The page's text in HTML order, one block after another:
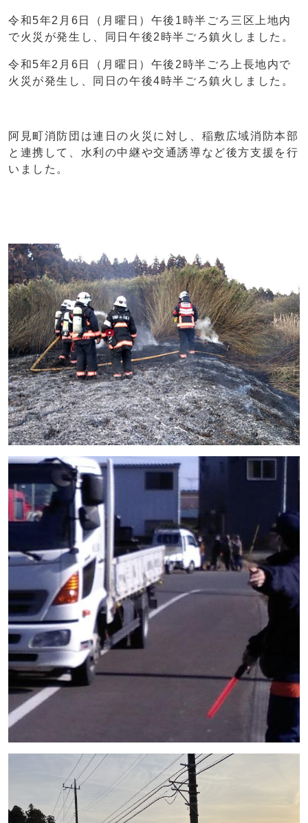
令和5年2月6日（月曜日）午後1時半ごろ三区上地内
で火災が発生し、同日午後2時半ごろ鎮火しました。
令和5年2月6日（月曜日）午後2時半ごろ上長地内で
火災が発生し、同日の午後4時半ごろ鎮火しました。
阿見町消防団は連日の火災に対し、稲敷広域消防本部
と連携して、水利の中継や交通誘導など後方支援を行
いました。